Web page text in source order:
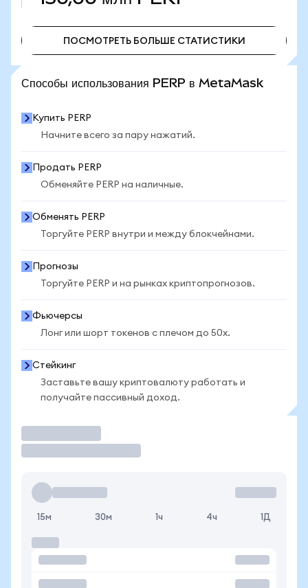
ПОСМОТРЕТЬ БОЛЬШЕ СТАТИСТИКИ
Способы использования PERP в MetaMask
Купить PERP
Начните всего за пару нажатий.
Продать PERP
Обменяйте PERP на наличные.
Обменять PERP
Торгуйте PERP внутри и между блокчейнами.
Прогнозы
Торгуйте PERP и на рынках криптопрогнозов.
Фьючерсы
Лонг или шорт токенов с плечом до 50x.
Стейкинг
Заставьте вашу криптовалюту работать и
получайте пассивный доход.
15м 30м 1ч 4ч 1Д